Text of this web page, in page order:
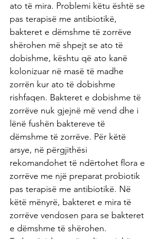
ato të mira. Problemi këtu është se
pas terapisë me antibiotikë,
bakteret e dëmshme të zorrëve
shërohen më shpejt se ato të
dobishme, kështu që ato kanë
kolonizuar në masë të madhe
zorrën kur ato të dobishme
rishfaqen. Bakteret e dobishme të
zorrëve nuk gjejnë më vend dhe i
lënë fushën baktereve të
dëmshme të zorrëve. Për këtë
arsye, në përgjithësi
rekomandohet të ndërtohet flora e
zorrëve me një preparat probiotik
pas terapisë me antibiotikë. Në
këtë mënyrë, bakteret e mira të
zorrëve vendosen para se bakteret
e dëmshme të shërohen.